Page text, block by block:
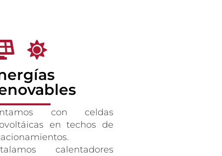
con celdas
en techos de
calentadores